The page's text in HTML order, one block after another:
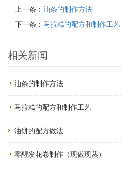
上一条： 油条的制作方法
下一条： 马拉糕的配方和制作工艺
相关新闻
油条的制作方法
马拉糕的配方和制作工艺
油饼的配方做法
零醒发花卷制作（现做现蒸）